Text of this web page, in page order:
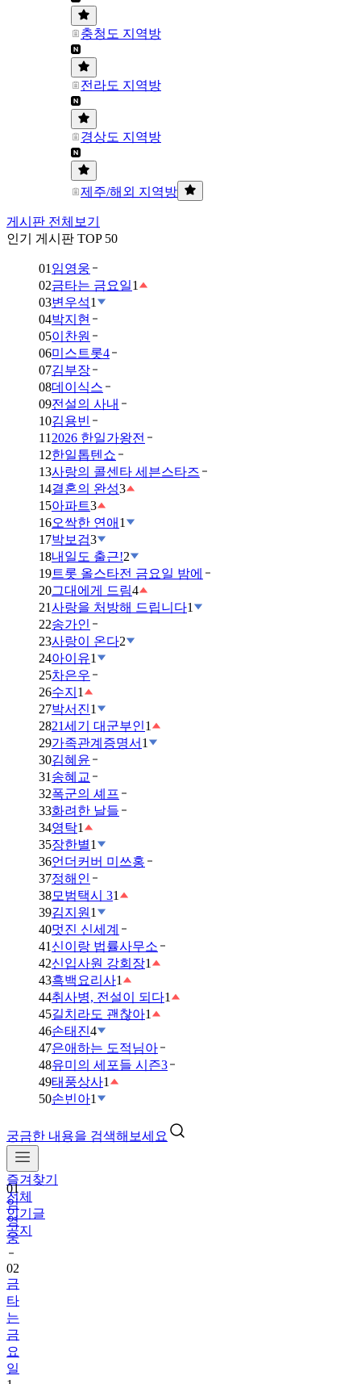
충청도 지역방
전라도 지역방
경상도 지역방
제주/해외 지역방
게시판 전체보기
인기 게시판 TOP 50
01 임영웅
02금타는 금요일1
03변우석1
04박지현
05이찬원
06미스트롯4
07김부장
08데이식스
09전설의 사내
10김용빈
11 2026 한일가왕전
12한일톱텐쇼
13사랑의 콜센타 세븐스타즈
14결혼의 완성3
15아파트3
16오싹한 연애 1
17박보검3
18내일도 출근!2
19트롯 올스타전 금요일 밤에
20그대에게 드림4
21사랑을 처방해 드립니다1
22송가인
23사랑이 온다2
24아이유1
25차은우
26수지 1
27박서진1
2821세기 대군부인1
29가족관계증명서 1
30김혜윤
31 송혜교
32폭군의 셰프
33화려한 날들
34영탁1
35장한별1
36언더커버 미쓰홍
37정해인
38모범택시 31
39김지원 1
40멋진 신세계
41 신이랑 법률사무소
42신입사원 강회장1
43흑백요리사1
44취사병, 전설이 되다1
45길치라도 괜찮아1
46손태진4
47은애하는 도적님아
48유미의 세포들 시즌3
49태풍상사1
50손빈아1
궁금한 내용을 검색해보세요
즐겨찾기
전체
인기글
공지
01
임
영
웅
02
금
타
는
금
요
일